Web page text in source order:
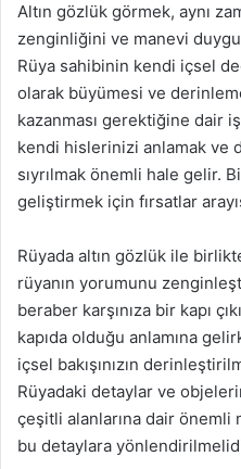
Altın gözlük görmek, aynı
zenginliğini ve manevi
Rüya sahibinin kendi içsel
olarak büyümesi ve
kazanması gerektiğine dair
kendi hislerinizi anlamak ve
sıyrılmak önemli hale gelir.
geliştirmek için fırsatlar
Rüyada altın gözlük ile
rüyanın yorumunu
beraber karşınıza bir kapı
kapıda olduğu anlamına
içsel bakışınızın
Rüyadaki detaylar ve
çeşitli alanlarına dair önemli
bu detaylara